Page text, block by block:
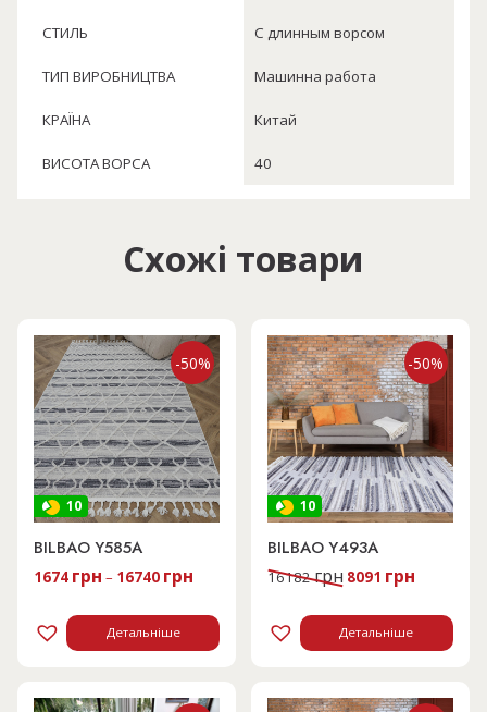
СТИЛЬ С длинным ворсом
ТИП ВИРОБНИЦТВА Машинна работа
КРАЇНА Китай
ВИСОТА ВОРСА 40
Схожі товари
10
-50%
BILBAO Y585A
1674 грн – 16740 грн
Детальніше
10
-50%
BILBAO Y493A
16182грн Оригінальна
ціна:
8091 грнПоточна
ціна:
Детальніше